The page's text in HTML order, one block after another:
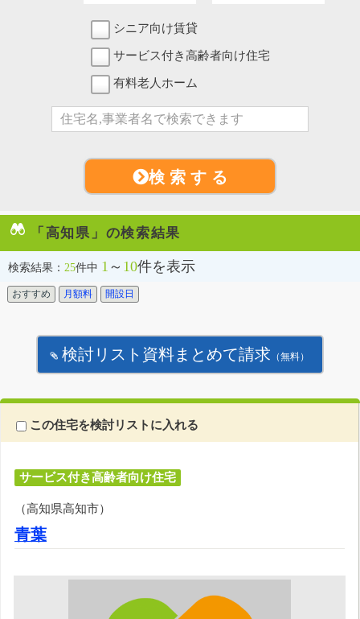
シニア向け賃貸
サービス付き高齢者向け住宅
有料老人ホーム
検 索 す る
「高知県」の検索結果
検索結果： 25件中 1 ～ 10件を表示
おすすめ 月額料 開設日
検討リスト資料まとめて請求 （無料）
この住宅を検討リストに入れる
サービス付き高齢者向け住宅
（高知県高知市）
青葉